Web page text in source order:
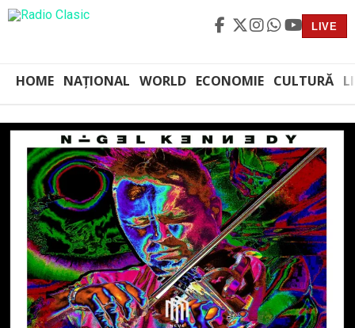
LIVE
HOME NAȚIONAL WORLD ECONOMIE CULTURĂ